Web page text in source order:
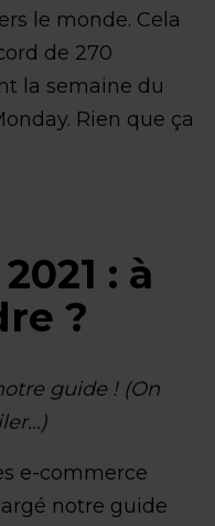
le monde. Cela
de 270
la semaine du
Rien que ça
: à
?
guide ! (On
e-commerce
notre guide